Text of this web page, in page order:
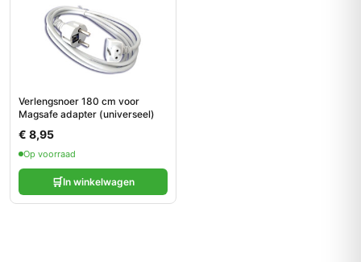
Verlengsnoer 180 cm voor
Magsafe adapter (universeel)
€ 8,95
Op voorraad
🛒In winkelwagen